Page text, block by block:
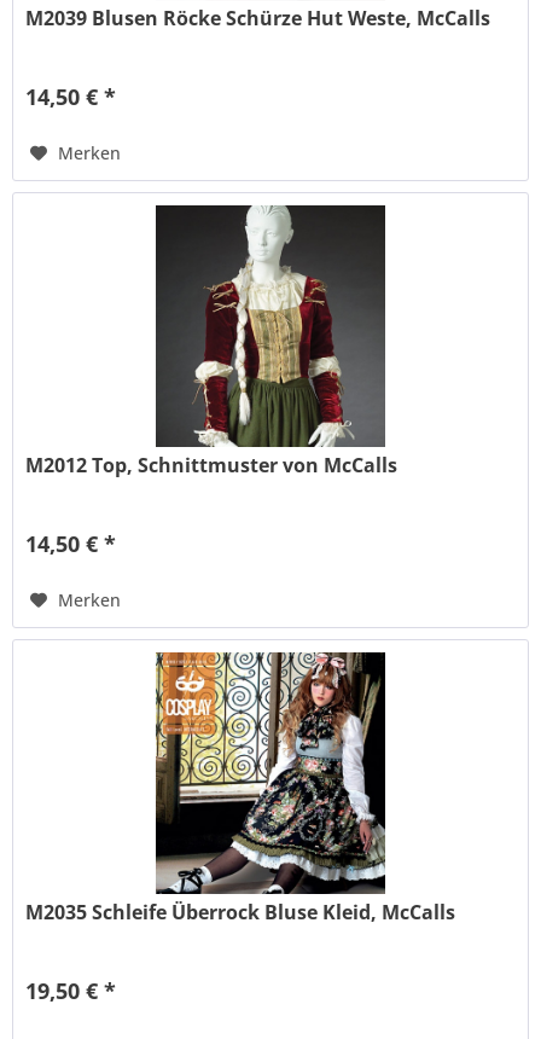
M2039 Blusen Röcke Schürze Hut Weste, McCalls
14,50 € *
Merken
M2012 Top, Schnittmuster von McCalls
14,50 € *
Merken
M2035 Schleife Überrock Bluse Kleid, McCalls
19,50 € *